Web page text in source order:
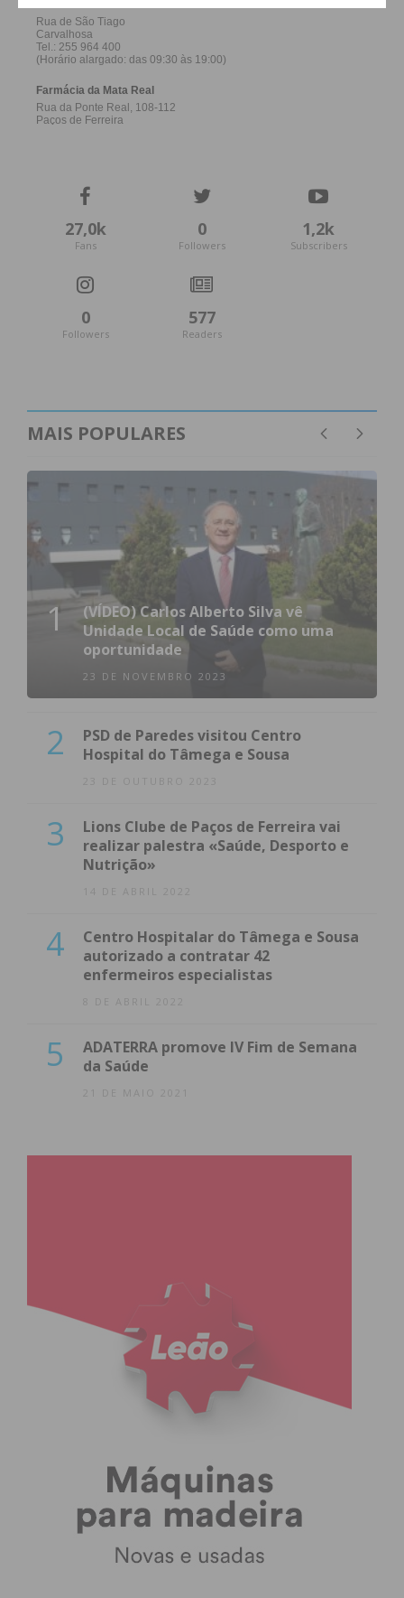
Subscreva a newsletter do
Assine nossa newsletter por e-mail e
obtenha de forma regular a informação
atualizada.
Eu li e concordo com os
27,0k
Fans
0
Followers
1,2k
Subscribers
0
Followers
577
Readers
MAIS POPULARES
1
(VÍDEO) Carlos Alberto Silva vê
Unidade Local de Saúde como uma
oportunidade
23 DE NOVEMBRO 2023
2
PSD de Paredes visitou Centro
Hospital do Tâmega e Sousa
23 DE OUTUBRO 2023
3
Lions Clube de Paços de Ferreira vai
realizar palestra «Saúde, Desporto e
Nutrição»
14 DE ABRIL 2022
4
Centro Hospitalar do Tâmega e Sousa
autorizado a contratar 42
enfermeiros especialistas
8 DE ABRIL 2022
5
ADATERRA promove IV Fim de Semana
da Saúde
21 DE MAIO 2021